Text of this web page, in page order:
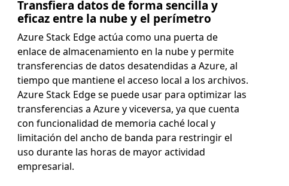
Transfiera datos de forma sencilla y
eficaz entre la nube y el perímetro
Azure Stack Edge actúa como una puerta de
enlace de almacenamiento en la nube y permite
transferencias de datos desatendidas a Azure, al
tiempo que mantiene el acceso local a los archivos.
Azure Stack Edge se puede usar para optimizar las
transferencias a Azure y viceversa, ya que cuenta
con funcionalidad de memoria caché local y
limitación del ancho de banda para restringir el
uso durante las horas de mayor actividad
empresarial.